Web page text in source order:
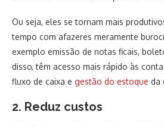
Ou seja, eles se tornam mais
tempo com afazeres meramente
exemplo emissão de notas ficais,
disso, têm acesso mais rápido às
fluxo de caixa e gestão do estoque da
2. Reduz custos